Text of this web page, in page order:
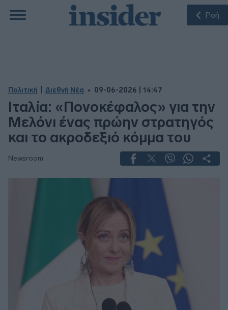
Ροή
Πολιτική Διεθνή Νέα 09-06-2026 | 14:47
Ιταλία: «Πονοκέφαλος» για την
Μελόνι ένας πρώην στρατηγός
και το ακροδεξιό κόμμα του
Newsroom